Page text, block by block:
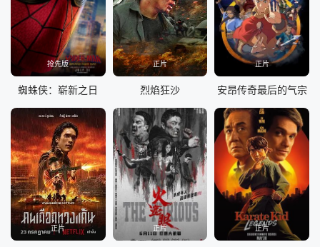
抢先版
蜘蛛侠：崭新之日
正片
烈焰狂沙
正片
安昂传奇最后的气宗
正片 正片 正片